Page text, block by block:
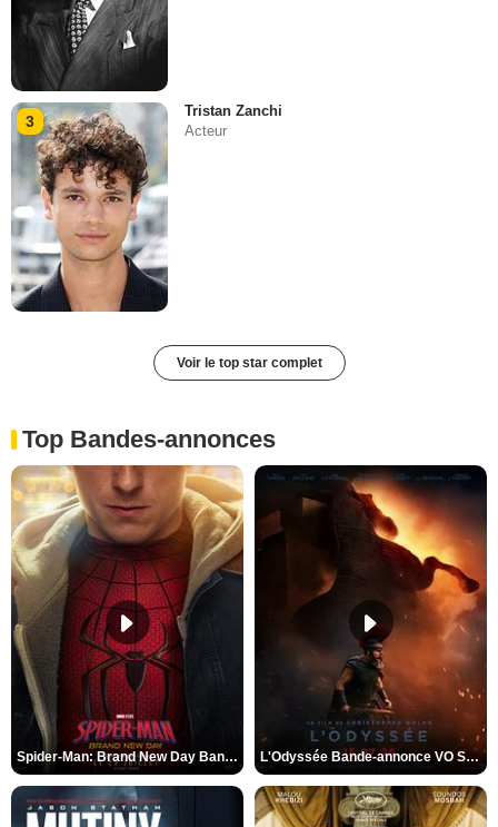
3
Tristan Zanchi
Acteur
Voir le top star complet
Top Bandes-annonces
Spider-Man: Brand New Day Bande-annonce VO STFR L'Odyssée Bande-annonce VO STFR